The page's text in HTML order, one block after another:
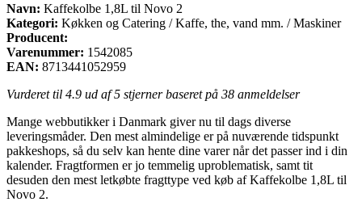
Navn: Kaffekolbe 1,8L til Novo 2
Kategori: Køkken og Catering / Kaffe, the, vand mm. / Maskiner
Producent:
Varenummer: 1542085
EAN: 8713441052959
Vurderet til 4.9 ud af 5 stjerner baseret på 38 anmeldelser
Mange webbutikker i Danmark giver nu til dags diverse
leveringsmåder. Den mest almindelige er på nuværende tidspunkt
pakkeshops, så du selv kan hente dine varer når det passer ind i din
kalender. Fragtformen er jo temmelig uproblematisk, samt tit
desuden den mest letkøbte fragttype ved køb af Kaffekolbe 1,8L til
Novo 2.